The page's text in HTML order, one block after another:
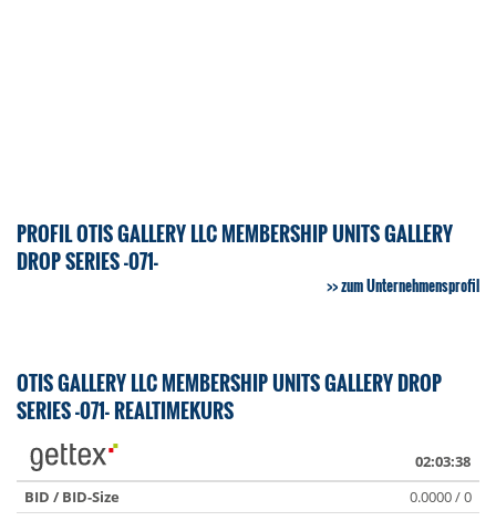
PROFIL OTIS GALLERY LLC MEMBERSHIP UNITS GALLERY
DROP SERIES -071-
zum Unternehmensprofil
OTIS GALLERY LLC MEMBERSHIP UNITS GALLERY DROP
SERIES -071- REALTIMEKURS
02:03:38
BID / BID-Size
0.0000 / 0